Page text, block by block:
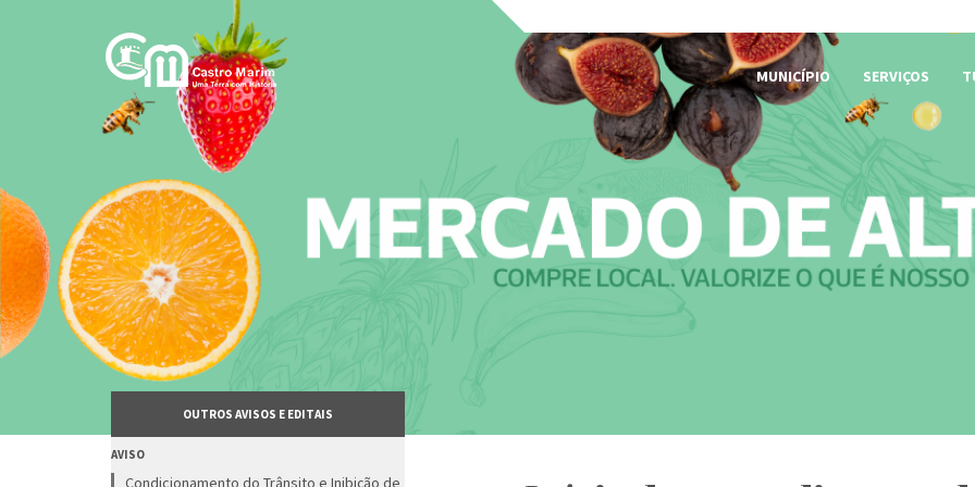
MUNICÍPIO
SERVIÇOS
OUTROS AVISOS E EDITAIS
AVISO
Condicionamento do Trânsito e Inibição de